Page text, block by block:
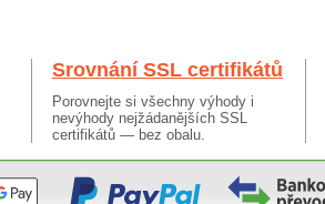
Srovnání SSL certifikátů
Porovnejte si všechny výhody i
nevýhody nejžádanějších SSL
certifikátů — bez obalu.